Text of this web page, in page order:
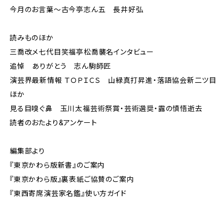
今月のお言葉～古今亭志ん五 長井好弘
読みものほか
三喬改メ七代目笑福亭松喬襲名インタビュー
追悼 ありがとう 志ん駒師匠
演芸界最新情報 ＴＯＰＩＣＳ 山緑真打昇進・落語協会新二ツ目
ほか
見る目嗅ぐ鼻 玉川太福芸術祭賞・芸術選奨・露の慎悟逝去
読者のおたより&アンケート
編集部より
『東京かわら版新書』のご案内
『東京かわら版』裏表紙ご協賛のご案内
『東西寄席演芸家名鑑』使い方ガイド